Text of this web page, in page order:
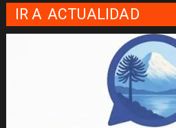
IR A ACTUALIDAD